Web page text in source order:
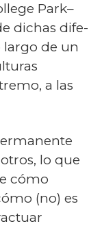
Park–
dichas di­fe­
largo de un
a las
lo que
cómo
(no) es